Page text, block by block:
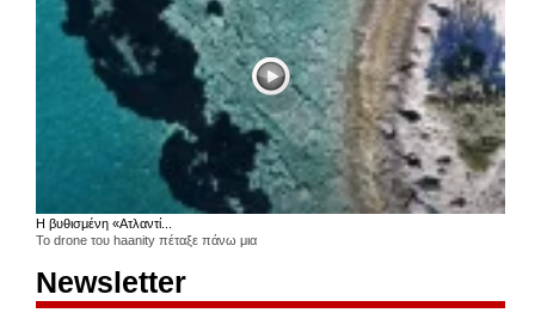
Η βυθισμένη «Ατλαντί...
Το drone του haanity πέταξε πάνω μια
Newsletter